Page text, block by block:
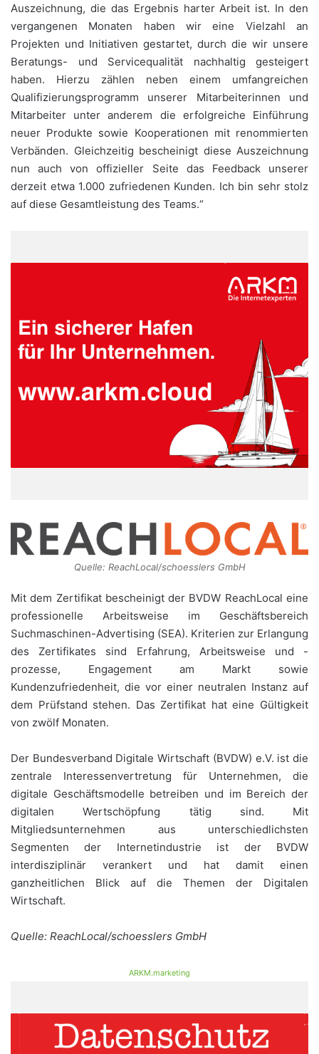
Auszeichnung, die das Ergebnis harter Arbeit ist. In den
vergangenen Monaten haben wir eine Vielzahl an
Projekten und Initiativen gestartet, durch die wir unsere
Beratungs- und Servicequalität nachhaltig gesteigert
haben. Hierzu zählen neben einem umfangreichen
Qualifizierungsprogramm unserer Mitarbeiterinnen und
Mitarbeiter unter anderem die erfolgreiche Einführung
neuer Produkte sowie Kooperationen mit renommierten
Verbänden. Gleichzeitig bescheinigt diese Auszeichnung
nun auch von offizieller Seite das Feedback unserer
derzeit etwa 1.000 zufriedenen Kunden. Ich bin sehr stolz
auf diese Gesamtleistung des Teams.“
Quelle: ReachLocal/schoesslers GmbH
Mit dem Zertifikat bescheinigt der BVDW ReachLocal eine
professionelle Arbeitsweise im Geschäftsbereich
Suchmaschinen-Advertising (SEA). Kriterien zur Erlangung
des Zertifikates sind Erfahrung, Arbeitsweise und -
prozesse, Engagement am Markt sowie
Kundenzufriedenheit, die vor einer neutralen Instanz auf
dem Prüfstand stehen. Das Zertifikat hat eine Gültigkeit
von zwölf Monaten.
Der Bundesverband Digitale Wirtschaft (BVDW) e.V. ist die
zentrale Interessenvertretung für Unternehmen, die
digitale Geschäftsmodelle betreiben und im Bereich der
digitalen Wertschöpfung tätig sind. Mit
Mitgliedsunternehmen aus unterschiedlichsten
Segmenten der Internetindustrie ist der BVDW
interdisziplinär verankert und hat damit einen
ganzheitlichen Blick auf die Themen der Digitalen
Wirtschaft.
Quelle: ReachLocal/schoesslers GmbH
ARKM.marketing